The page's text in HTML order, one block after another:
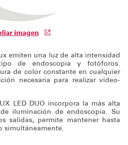
imagen
emiten una luz de alta intensidad
de endoscopia y fotóforos.
de color constante en cualquier
necesaria para realizar vídeo-
LED DUO incorpora la más alta
iluminación de endoscopia. Su
salidas, permite mantener hasta
simultáneamente.